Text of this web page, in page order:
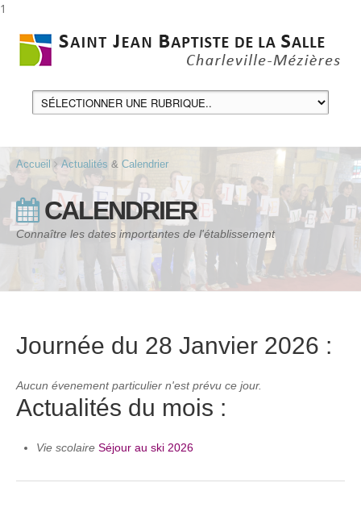
1
Accueil Actualités & Calendrier
CALENDRIER
Connaître les dates importantes de l'établissement
Journée du 28 Janvier 2026 :
Aucun évenement particulier n'est prévu ce jour.
Actualités du mois :
Vie scolaire Séjour au ski 2026